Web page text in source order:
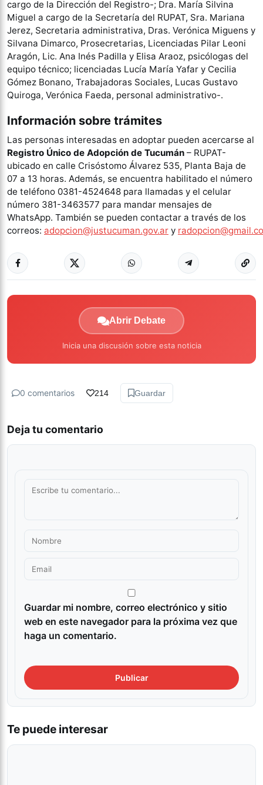
cargo de la Dirección del Registro-; Dra. María Silvina
Miguel a cargo de la Secretaría del RUPAT, Sra. Mariana
Jerez, Secretaria administrativa, Dras. Verónica Miguens y
Silvana Dimarco, Prosecretarias, Licenciadas Pilar Leoni
Aragón, Lic. Ana Inés Padilla y Elisa Araoz, psicólogas del
equipo técnico; licenciadas Lucía María Yafar y Cecilia
Gómez Bonano, Trabajadoras Sociales, Lucas Gustavo
Quiroga, Verónica Faeda, personal administrativo-.
Información sobre trámites
Las personas interesadas en adoptar pueden acercarse al
Registro Único de Adopción de Tucumán – RUPAT-
ubicado en calle Crisóstomo Álvarez 535, Planta Baja de
07 a 13 horas. Además, se encuentra habilitado el número
de teléfono 0381-4524648 para llamadas y el celular
número 381-3463577 para mandar mensajes de
WhatsApp. También se pueden contactar a través de los
correos: adopcion@justucuman.gov.ar y
Abrir Debate
Inicia una discusión sobre esta noticia
0 comentarios 214 Guardar
Deja tu comentario
Guardar mi nombre, correo electrónico y sitio
web en este navegador para la próxima vez que
haga un comentario.
Te puede interesar